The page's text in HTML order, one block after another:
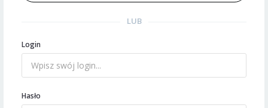
LUB
Login
Hasło